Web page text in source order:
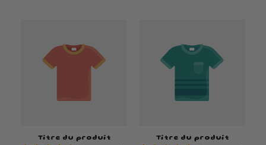
Titre du produit Titre du produit